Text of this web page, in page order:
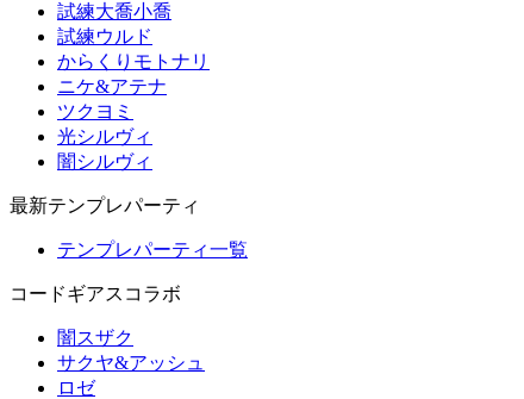
試練大喬小喬
試練ウルド
からくりモトナリ
ニケ&アテナ
ツクヨミ
光シルヴィ
闇シルヴィ
最新テンプレパーティ
テンプレパーティ一覧
コードギアスコラボ
闇スザク
サクヤ&アッシュ
ロゼ